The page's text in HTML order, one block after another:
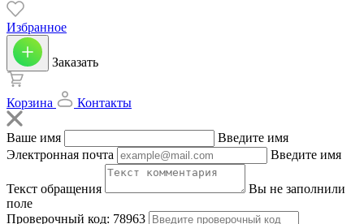
Избранное
Заказать
Корзина Контакты
Ваше имя
Введите имя
Электронная почта
Введите имя
Текст обращения
Вы не заполнили
поле
Проверочный код: 78963